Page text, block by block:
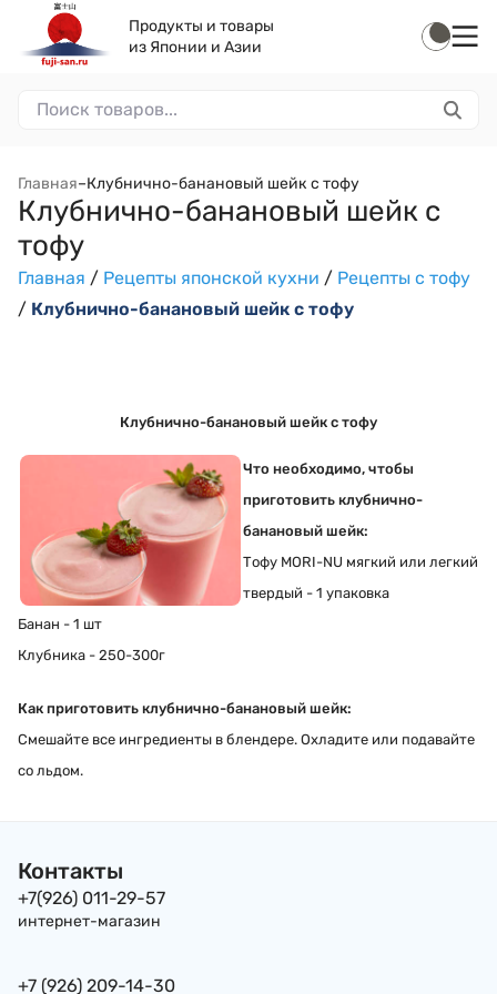
Продукты и товары
из Японии и Азии
Главная–Клубнично-банановый шейк с тофу
Клубнично-банановый шейк с
тофу
Главная / Рецепты японской кухни / Рецепты с тофу
/ Клубнично-банановый шейк с тофу
Клубнично-банановый шейк с тофу
Что необходимо, чтобы
приготовить клубнично-
банановый шейк:
Тофу MORI-NU мягкий или легкий
твердый - 1 упаковка
Банан - 1 шт
Клубника - 250-300г
Как приготовить клубнично-банановый шейк:
Смешайте все ингредиенты в блендере. Охладите или подавайте
со льдом.
Контакты
+7(926) 011-29-57
интернет-магазин
+7 (926) 209-14-30